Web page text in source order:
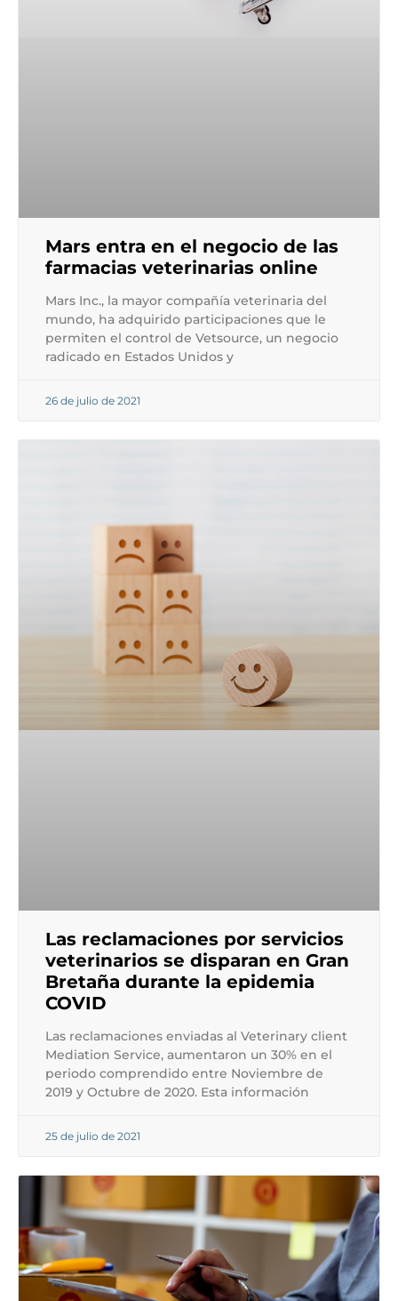
Mars entra en el negocio de las
farmacias veterinarias online
Mars Inc., la mayor compañía veterinaria del
mundo, ha adquirido participaciones que le
permiten el control de Vetsource, un negocio
radicado en Estados Unidos y
26 de julio de 2021
Las reclamaciones por servicios
veterinarios se disparan en Gran
Bretaña durante la epidemia
COVID
Las reclamaciones enviadas al Veterinary client
Mediation Service, aumentaron un 30% en el
periodo comprendido entre Noviembre de
2019 y Octubre de 2020. Esta información
25 de julio de 2021